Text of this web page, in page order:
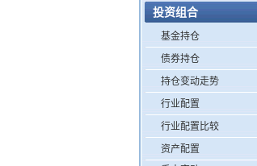
投资组合
基金持仓
债券持仓
持仓变动走势
行业配置
行业配置比较
资产配置